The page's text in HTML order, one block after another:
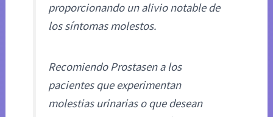
proporcionando un alivio notable de
los síntomas molestos.
Recomiendo Prostasen a los
pacientes que experimentan
molestias urinarias o que desean